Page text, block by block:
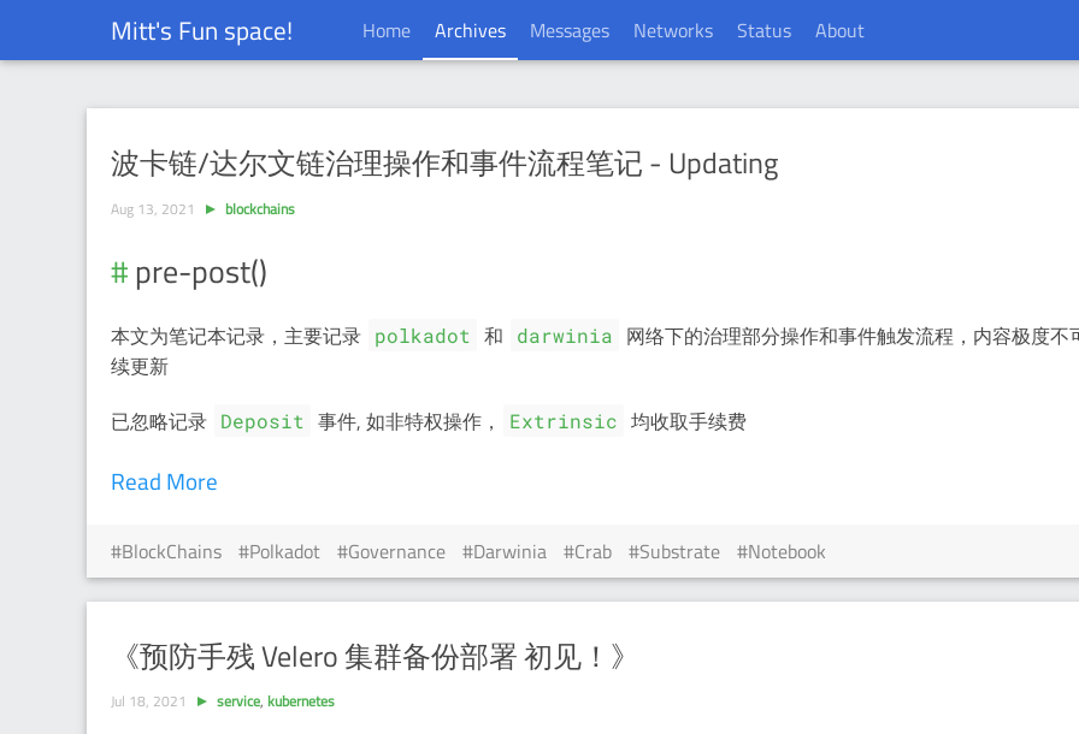
Mitt's Fun space! Home Archives Messages Networks Status About
波卡链/达尔文链治理操作和事件流程笔记 - Updating
Aug 13, 2021 blockchains
pre-post()
本文为笔记本记录，主要记录 polkadot 和 darwinia
网络下的治理部分操作和事件触发流程，内容极度不
续更新
已忽略记录 Deposit 事件, 如非特权操作， Extrinsic 均收取手续费
Read More
BlockChains Polkadot Governance Darwinia Crab Substrate Notebook
《预防手残 Velero 集群备份部署 初见！》
Jul 18, 2021 service, kubernetes